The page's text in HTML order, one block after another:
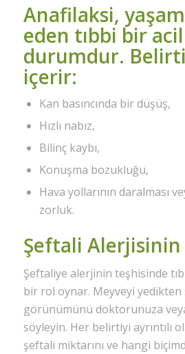
Anafilaksi,
eden tıbbi bir acil
durumdur.
içerir:
Kan basıncında bir düşüş,
Hızlı nabız,
Bilinç kaybı,
Konuşma bozukluğu,
Hava yollarının daralması
zorluk.
Şeftali Alerjisinin
Şeftaliye alerjinin teşhisinde
bir rol oynar. Meyveyi
görünümünü doktorunuza
söyleyin. Her belirtiyi ayrıntılı
şeftali miktarını ve hangi